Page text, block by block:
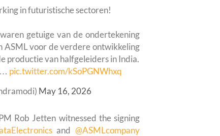
in futuristische sectoren!
getuige van de ondertekening
ASML voor de verdere ontwikkeling
productie van halfgeleiders in India.
pic.twitter.com/kSoPGNWhxq
May 16, 2026
Rob Jetten witnessed the signing
and @ASMLcompany